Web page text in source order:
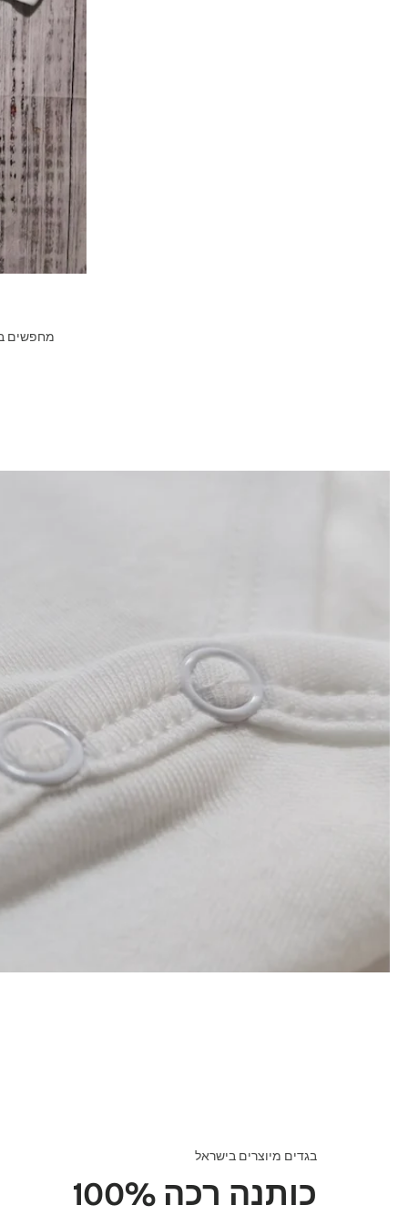
מחפשים
בגדים מיוצרים בישראל
100% כותנה רכה